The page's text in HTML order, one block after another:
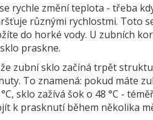
rychle změní teplota - třeba
různými rychlostmi. Toto
do horké vody. U zubních
praskne.
zubní sklo začíná trpět
To znamená: pokud máte
sklo zažívá šok o 48 °C -
k prasknutí během několika